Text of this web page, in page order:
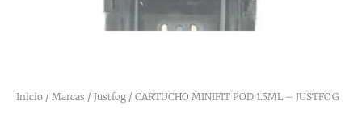
Inicio / Marcas / Justfog / CARTUCHO MINIFIT POD 1.5ML – JUSTFOG